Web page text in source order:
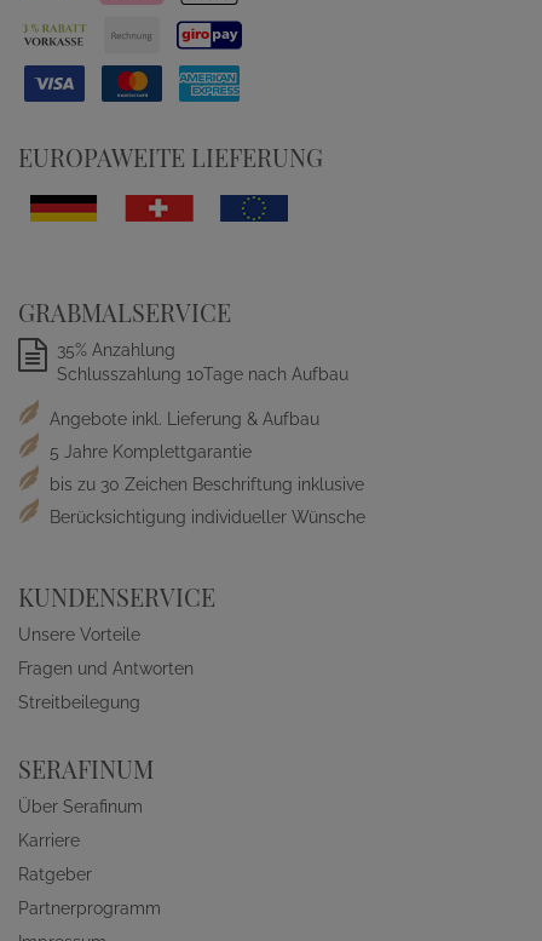
EUROPAWEITE LIEFERUNG
GRABMALSERVICE
35% Anzahlung
Schlusszahlung 10Tage nach Aufbau
Angebote inkl. Lieferung & Aufbau
5 Jahre Komplettgarantie
bis zu 30 Zeichen Beschriftung inklusive
Berücksichtigung individueller Wünsche
KUNDENSERVICE
Unsere Vorteile
Fragen und Antworten
Streitbeilegung
SERAFINUM
Über Serafinum
Karriere
Ratgeber
Partnerprogramm